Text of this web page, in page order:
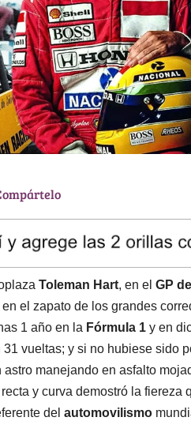
Toleman Hart, en el GP
el zapato de los grandes
1 año en la Fórmula 1 y en
vueltas; y si no hubiese sido
manejando en asfalto
y curva demostró la fiereza
del automovilismo